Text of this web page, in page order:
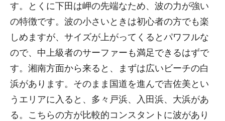
す。とくに下田は岬の先端なため、波の力が強い
の特徴です。波の小さいときは初心者の方でも楽
しめますが、サイズが上がってくるとパワフルな
ので、中上級者のサーファーも満足できるはずで
す。湘南方面から来ると、まずは広いビーチの白
浜があります。そのまま国道を進んで吉佐美とい
うエリアに入ると、多々戸浜、入田浜、大浜があ
る。こちらの方が比較的コンスタントに波があり